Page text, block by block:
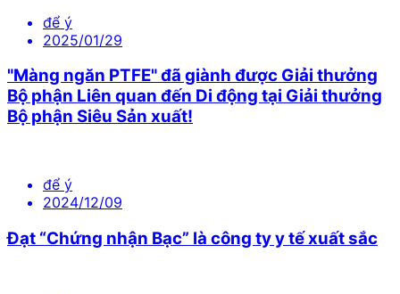
để ý
2025/01/29
"Màng ngăn PTFE" đã giành được Giải thưởng
Bộ phận Liên quan đến Di động tại Giải thưởng
Bộ phận Siêu Sản xuất!
để ý
2024/12/09
Đạt “Chứng nhận Bạc” là công ty y tế xuất sắc